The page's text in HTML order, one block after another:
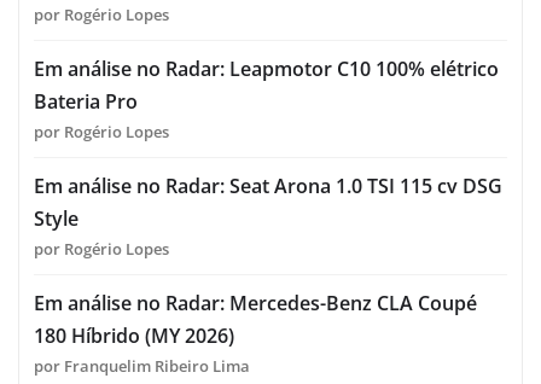
por Rogério Lopes
Em análise no Radar: Leapmotor C10 100% elétrico
Bateria Pro
por Rogério Lopes
Em análise no Radar: Seat Arona 1.0 TSI 115 cv DSG
Style
por Rogério Lopes
Em análise no Radar: Mercedes-Benz CLA Coupé
180 Híbrido (MY 2026)
por Franquelim Ribeiro Lima